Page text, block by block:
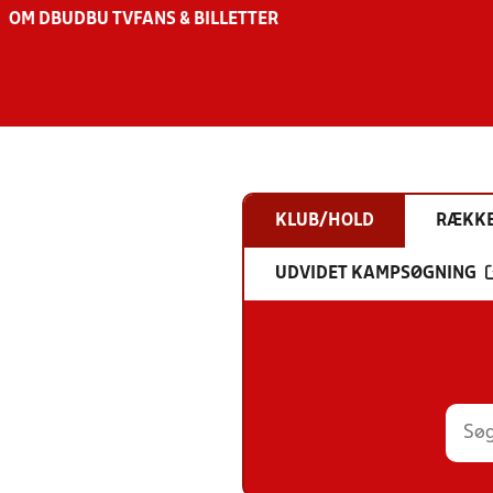
OM DBU DBU TV FANS & BILLETTER
KLUB/HOLD
UDVIDET KAMPSØGNING